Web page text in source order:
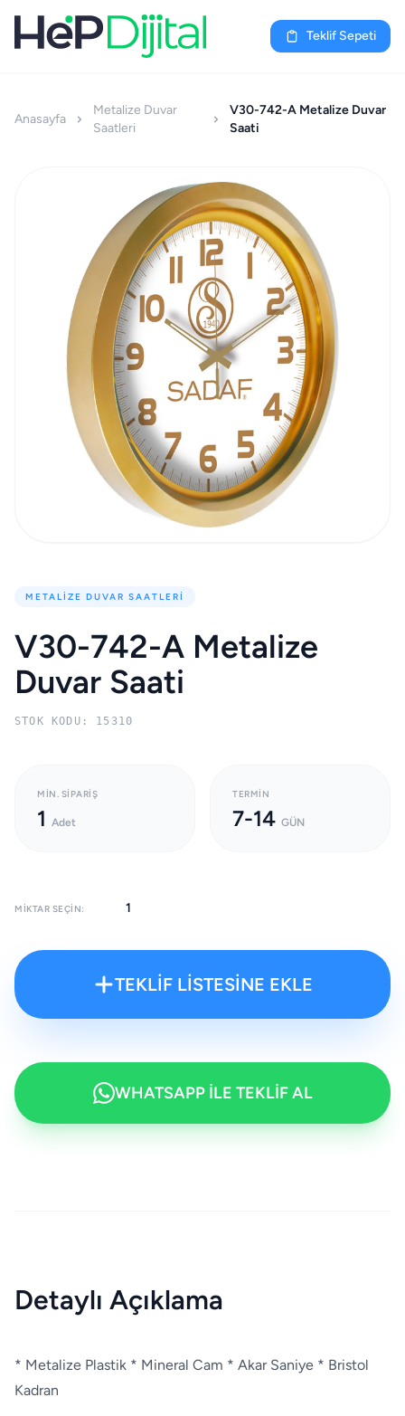
Teklif Sepeti
Anasayfa
Metalize Duvar
Saatleri
V30-742-A Metalize Duvar
Saati
METALIZE DUVAR SAATLERI
V30-742-A Metalize
Duvar Saati
STOK KODU: 15310
MIN. SIPARIŞ
1 Adet
TERMIN
7-14 GÜN
MIKTAR SEÇIN:
TEKLİF LİSTESİNE EKLE
WHATSAPP İLE TEKLİF AL
Detaylı Açıklama
* Metalize Plastik * Mineral Cam * Akar Saniye * Bristol
Kadran